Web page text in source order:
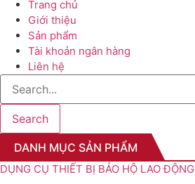
Trang chủ
Giới thiệu
Sản phẩm
Tài khoản ngân hàng
Liên hệ
Search
DANH MỤC SẢN PHẨM
DỤNG CỤ THIẾT BỊ BẢO HỘ LAO ĐỘNG